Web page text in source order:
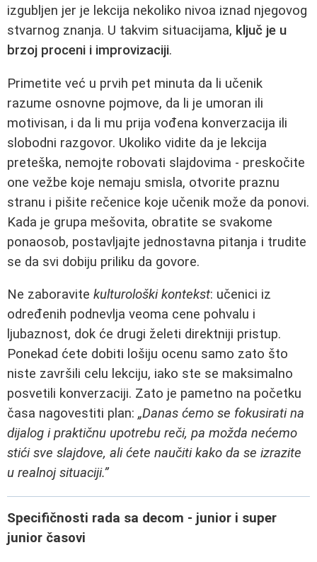
izgubljen jer je lekcija nekoliko nivoa iznad njegovog
stvarnog znanja. U takvim situacijama, ključ je u
brzoj proceni i improvizaciji.
Primetite već u prvih pet minuta da li učenik
razume osnovne pojmove, da li je umoran ili
motivisan, i da li mu prija vođena konverzacija ili
slobodni razgovor. Ukoliko vidite da je lekcija
preteška, nemojte robovati slajdovima - preskočite
one vežbe koje nemaju smisla, otvorite praznu
stranu i pišite rečenice koje učenik može da ponovi.
Kada je grupa mešovita, obratite se svakome
ponaosob, postavljajte jednostavna pitanja i trudite
se da svi dobiju priliku da govore.
Ne zaboravite kulturološki kontekst: učenici iz
određenih podnevlja veoma cene pohvalu i
ljubaznost, dok će drugi želeti direktniji pristup.
Ponekad ćete dobiti lošiju ocenu samo zato što
niste završili celu lekciju, iako ste se maksimalno
posvetili konverzaciji. Zato je pametno na početku
časa nagovestiti plan: „Danas ćemo se fokusirati na
dijalog i praktičnu upotrebu reči, pa možda nećemo
stići sve slajdove, ali ćete naučiti kako da se izrazite
u realnoj situaciji.”
Specifičnosti rada sa decom - junior i super
junior časovi